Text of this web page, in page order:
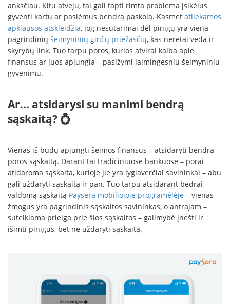
anksčiau. Kitu atveju, tai gali tapti rimta problema įsikėlus
gyventi kartu ar pasiėmus bendrą paskolą. Kasmet atliekamos
apklausos atskleidžia, jog nesutarimai dėl pinigų yra viena
pagrindinių šeimyninių ginčų priežasčių, kas neretai veda ir
skyrybų link. Tuo tarpu poros, kurios atvirai kalba apie
finansus ar juos apjungia – pasižymi laimingesniu šeimyniniu
gyvenimu.
Ar... atsidarysi su manimi bendrą
sąskaitą? 💍
Vienas iš būdų apjungti šeimos finansus – atsidaryti bendrą
poros sąskaitą. Darant tai tradiciniuose bankuose – porai
atidaroma sąskaita, kurioje jie yra lygiaverčiai savininkai – abu
gali uždaryti sąskaitą ir pan. Tuo tarpu atsidarant bedrai
valdomą sąskaitą Paysera mobiliojoje programėlėje – vienas
žmogus yra pagrindinis sąskaitos savininkas, o antrajam –
suteikiama prieiga prie šios sąskaitos – galimybė įnešti ir
išimti pinigus, bet ne uždaryti sąskaitą.